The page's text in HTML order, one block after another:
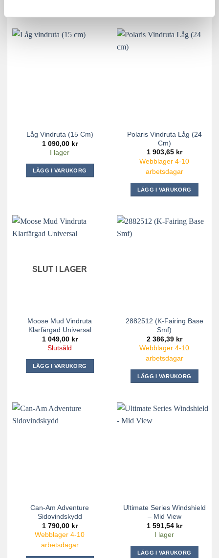
Låg Vindruta (15 Cm)
1 090,00 kr
I lager
LÄGG I VARUKORG
Polaris Vindruta Låg (24
Cm)
1 903,65 kr
Webblager 4-10
arbetsdagar
LÄGG I VARUKORG
SLUT I LAGER
Moose Mud Vindruta
Klarfärgad Universal
1 049,00 kr
Slutsåld
LÄGG I VARUKORG
2882512 (K-Fairing Base
Smf)
2 386,39 kr
Webblager 4-10
arbetsdagar
LÄGG I VARUKORG
Can-Am Adventure
Sidovindskydd
1 790,00 kr
Webblager 4-10
arbetsdagar
Ultimate Series Windshield
– Mid View
1 591,54 kr
I lager
LÄGG I VARUKORG